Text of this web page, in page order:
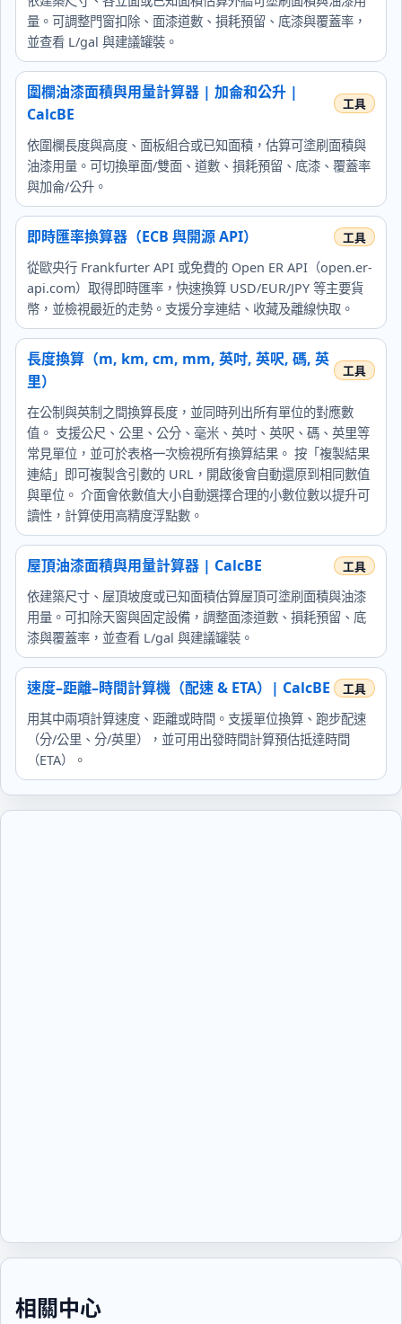
量。可調整門窗扣除、面漆道數、損耗預留、底漆與覆蓋率，
並查看 L/gal 與建議罐裝。
圍欄油漆面積與用量計算器 | 加侖和公升 |
CalcBE
依圍欄長度與高度、面板組合或已知面積，估算可塗刷面積與
油漆用量。可切換單面/雙面、道數、損耗預留、底漆、覆蓋率
與加侖/公升。
即時匯率換算器（ECB 與開源 API）
從歐央行 Frankfurter API 或免費的 Open ER API（open.er-
api.com）取得即時匯率，快速換算 USD/EUR/JPY 等主要貨
幣，並檢視最近的走勢。支援分享連結、收藏及離線快取。
長度換算（m, km, cm, mm, 英吋, 英呎, 碼, 英
里）
在公制與英制之間換算長度，並同時列出所有單位的對應數
值。 支援公尺、公里、公分、毫米、英吋、英呎、碼、英里等
常見單位，並可於表格一次檢視所有換算結果。 按「複製結果
連結」即可複製含引數的 URL，開啟後會自動還原到相同數值
與單位。 介面會依數值大小自動選擇合理的小數位數以提升可
讀性，計算使用高精度浮點數。
屋頂油漆面積與用量計算器 | CalcBE
依建築尺寸、屋頂坡度或已知面積估算屋頂可塗刷面積與油漆
用量。可扣除天窗與固定設備，調整面漆道數、損耗預留、底
漆與覆蓋率，並查看 L/gal 與建議罐裝。
速度–距離–時間計算機（配速 & ETA）| CalcBE
用其中兩項計算速度、距離或時間。支援單位換算、跑步配速
（分/公里、分/英里），並可用出發時間計算預估抵達時間
（ETA）。
相關中心